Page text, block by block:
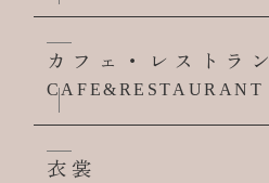
カフェ・レストラン
CAFE&RESTAURANT
衣裳